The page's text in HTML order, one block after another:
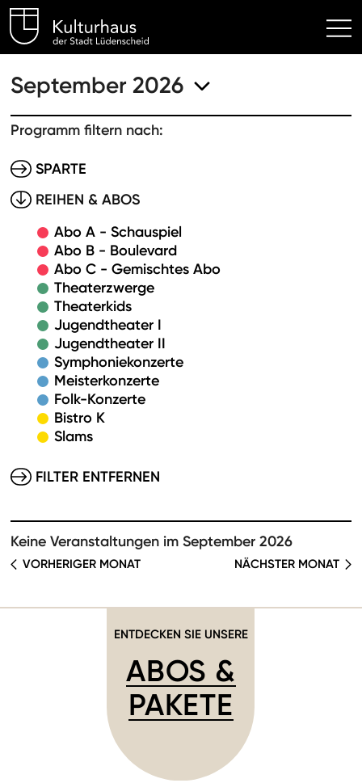
Kulturhaus Lüdenscheid
September 2026
Programm filtern nach:
SPARTE
REIHEN & ABOS
Abo A - Schauspiel
Abo B - Boulevard
Abo C - Gemischtes Abo
Theaterzwerge
Theaterkids
Jugendtheater I
Jugendtheater II
Symphoniekonzerte
Meisterkonzerte
Folk-Konzerte
Bistro K
Slams
FILTER ENTFERNEN
Keine Veranstaltungen im September 2026
VORHERIGER MONAT NÄCHSTER MONAT
ENTDECKEN SIE UNSERE
ABOS &
PAKETE